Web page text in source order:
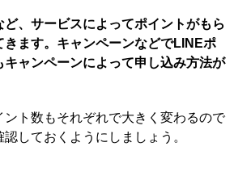
、サービスによってポイントがもら
きます。キャンペーンなどでLINEポ
キャンペーンによって申し込み方法が
ント数もそれぞれで大きく変わるので
しておくようにしましょう。